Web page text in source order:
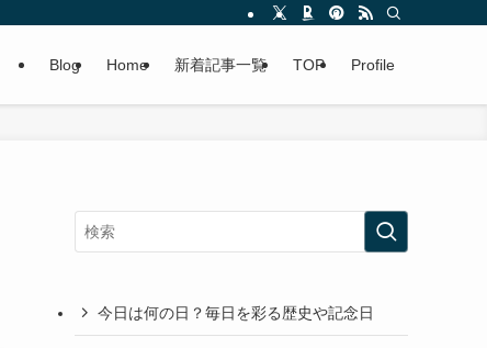
Blog Home 新着記事一覧 TOP Profile
今日は何の日？毎日を彩る歴史や記念日